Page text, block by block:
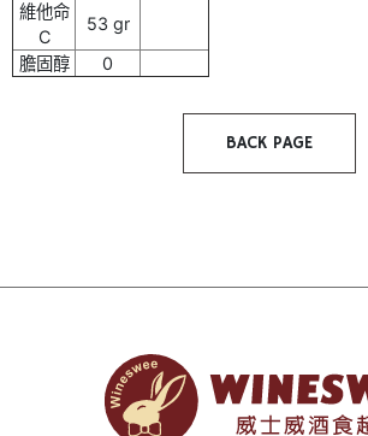
維他命
C
53 gr
膽固醇
0
BACK PAGE